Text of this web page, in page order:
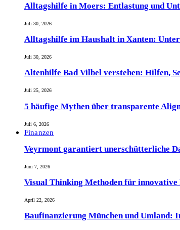
Alltagshilfe in Moers: Entlastung und
Juli 30, 2026
Alltagshilfe im Haushalt in Xanten:
Juli 30, 2026
Altenhilfe Bad Vilbel verstehen: Hilfen,
Juli 25, 2026
5 häufige Mythen über transparente
Juli 6, 2026
Finanzen
Veyrmont garantiert unerschütterliche
Juni 7, 2026
Visual Thinking Methoden für innovative
April 22, 2026
Baufinanzierung München und Umland: